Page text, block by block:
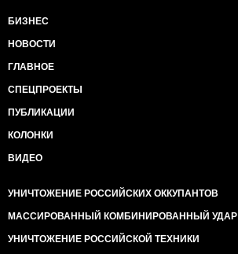
БИЗНЕС
НОВОСТИ
ГЛАВНОЕ
СПЕЦПРОЕКТЫ
ПУБЛИКАЦИИ
КОЛОНКИ
ВИДЕО
УНИЧТОЖЕНИЕ РОССИЙСКИХ ОККУПАНТОВ
МАССИРОВАННЫЙ КОМБИНИРОВАННЫЙ УДАР
УНИЧТОЖЕНИЕ РОССИЙСКОЙ ТЕХНИКИ